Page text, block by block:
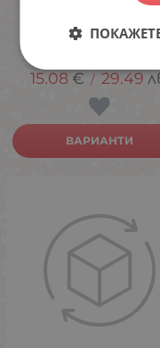
Дамска пижама с
панделка
15.08 € / 29.49
ВАРИАНТИ